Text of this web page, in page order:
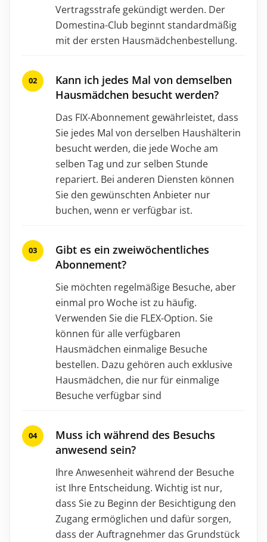
Vertragsstrafe gekündigt werden. Der
Domestina-Club beginnt standardmäßig
mit der ersten Hausmädchenbestellung.
Kann ich jedes Mal von demselben
Hausmädchen besucht werden?
Das FIX-Abonnement gewährleistet, dass
Sie jedes Mal von derselben Haushälterin
besucht werden, die jede Woche am
selben Tag und zur selben Stunde
repariert. Bei anderen Diensten können
Sie den gewünschten Anbieter nur
buchen, wenn er verfügbar ist.
Gibt es ein zweiwöchentliches
Abonnement?
Sie möchten regelmäßige Besuche, aber
einmal pro Woche ist zu häufig.
Verwenden Sie die FLEX-Option. Sie
können für alle verfügbaren
Hausmädchen einmalige Besuche
bestellen. Dazu gehören auch exklusive
Hausmädchen, die nur für einmalige
Besuche verfügbar sind
Muss ich während des Besuchs
anwesend sein?
Ihre Anwesenheit während der Besuche
ist Ihre Entscheidung. Wichtig ist nur,
dass Sie zu Beginn der Besichtigung den
Zugang ermöglichen und dafür sorgen,
dass der Auftragnehmer das Grundstück